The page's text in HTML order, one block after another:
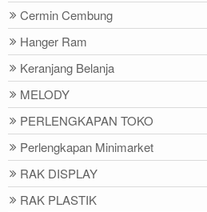
Cermin Cembung
Hanger Ram
Keranjang Belanja
MELODY
PERLENGKAPAN TOKO
Perlengkapan Minimarket
RAK DISPLAY
RAK PLASTIK